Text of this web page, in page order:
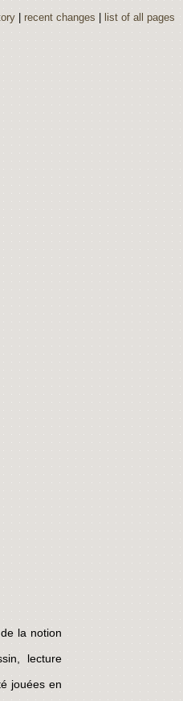
recent changes list of all pages
la notion
lecture
jouées en